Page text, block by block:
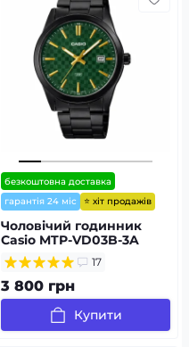
безкоштовна доставка
гарантія 24 міс
⭐ хіт продажів
Чоловічий годинник
Casio MTP-VD03B-3A
17
3 800 грн
Купити